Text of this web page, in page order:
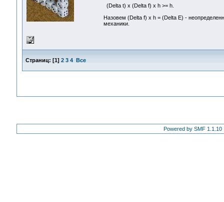
(Delta t) x (Delta f) x h >= h.
Назовем (Delta f) x h = (Delta E) -
механики.
Страниц: [1] 2 3 4 Все
Powered by SMF 1.1.10